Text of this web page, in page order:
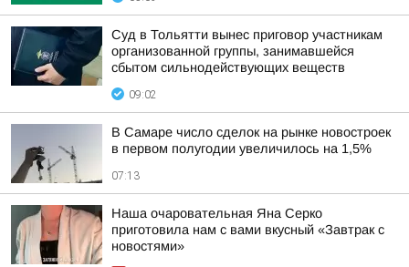
Суд в Тольятти вынес приговор участникам
организованной группы, занимавшейся
сбытом сильнодействующих веществ
09:02
В Самаре число сделок на рынке новостроек
в первом полугодии увеличилось на 1,5%
07:13
Наша очаровательная Яна Серко
приготовила нам с вами вкусный «Завтрак с
новостями»